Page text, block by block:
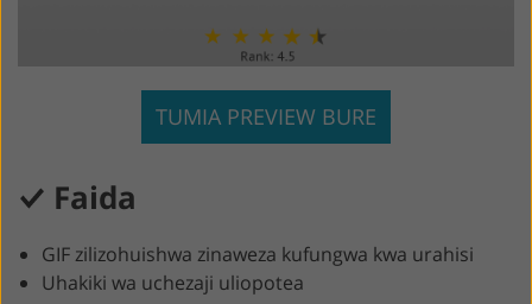
TUMIA PREVIEW BURE
Faida
GIF zilizohuishwa zinaweza kufungwa kwa urahisi
Uhakiki wa uchezaji uliopotea